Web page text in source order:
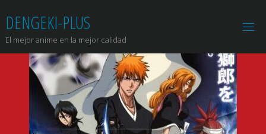
contenido
DENGEKI-PLUS
El mejor anime en la mejor calidad